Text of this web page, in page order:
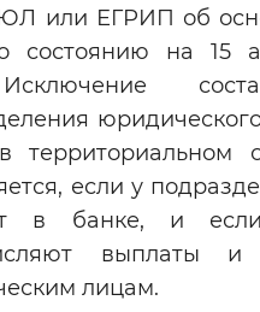
настройки
или ЕГРИП об
состоянию на 15
территориальном
если у
в банке, и
выплаты
лицам.